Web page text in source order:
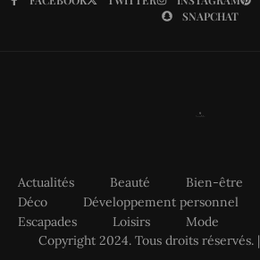
SNAPCHAT
Actualités Beauté Bien-être
Déco
Développement personnel
Escapades
Loisirs
Mode
Copyright 2024. Tous droits réservés. |